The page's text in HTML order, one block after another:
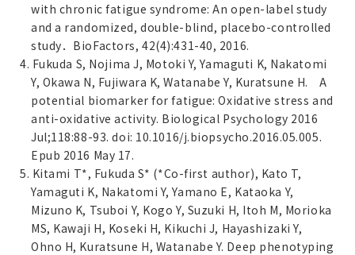
with chronic fatigue syndrome: An open-label study
and a randomized, double-blind, placebo-controlled
study．BioFactors, 42(4):431-40, 2016.
4. Fukuda S, Nojima J, Motoki Y, Yamaguti K, Nakatomi
Y, Okawa N, Fujiwara K, Watanabe Y, Kuratsune H. A
potential biomarker for fatigue: Oxidative stress and
anti-oxidative activity. Biological Psychology 2016
Jul;118:88-93. doi: 10.1016/j.biopsycho.2016.05.005.
Epub 2016 May 17.
5. Kitami T*, Fukuda S* (*Co-first author), Kato T,
Yamaguti K, Nakatomi Y, Yamano E, Kataoka Y,
Mizuno K, Tsuboi Y, Kogo Y, Suzuki H, Itoh M, Morioka
MS, Kawaji H, Koseki H, Kikuchi J, Hayashizaki Y,
Ohno H, Kuratsune H, Watanabe Y. Deep phenotyping